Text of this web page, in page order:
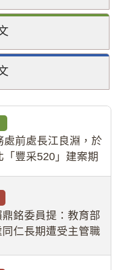
處前處長江良淵，於
「豐采520」建案期
並長期收受建商餽
全，圖利默許建商
銘委員提：教育部
仁長期遭受主管職